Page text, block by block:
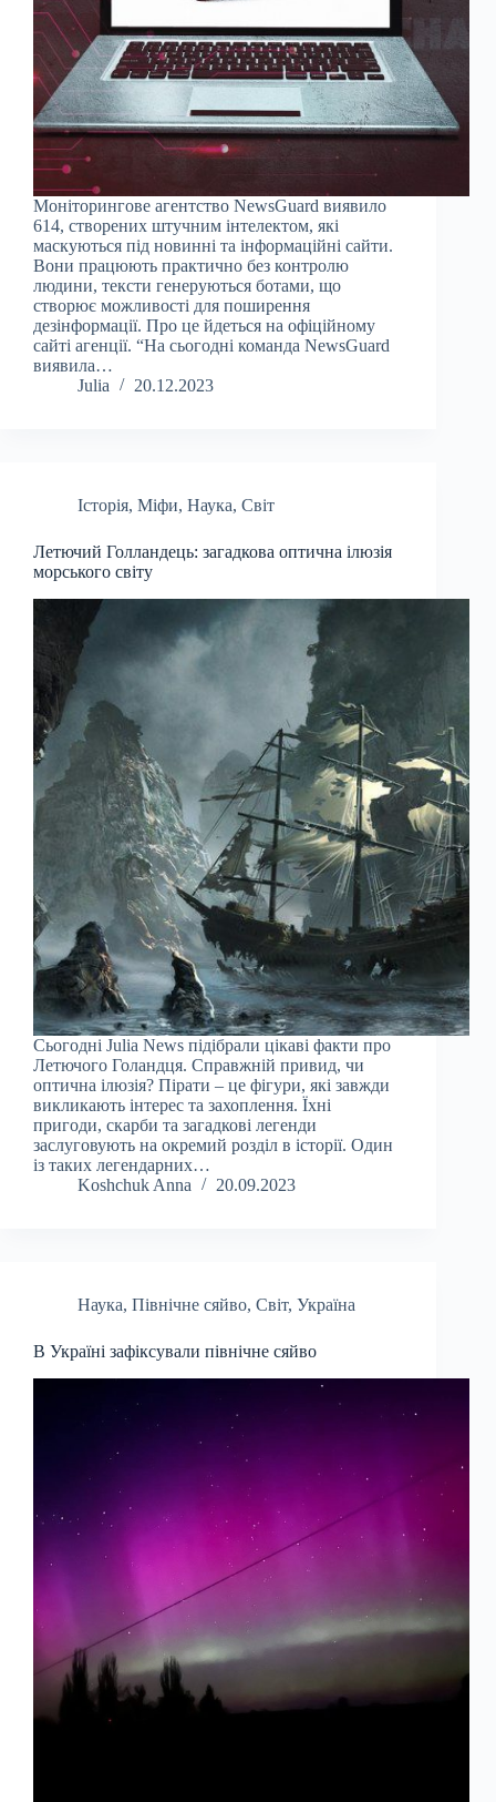
Моніторингове агентство NewsGuard виявило
614, створених штучним інтелектом, які
маскуються під новинні та інформаційні сайти.
Вони працюють практично без контролю
людини, тексти генеруються ботами, що
створює можливості для поширення
дезінформації. Про це йдеться на офіційному
сайті агенції. “На сьогодні команда NewsGuard
виявила…
Julia
20.12.2023
Історія, Міфи, Наука, Світ
Летючий Голландець: загадкова оптична ілюзія
морського світу
Сьогодні Julia News підібрали цікаві факти про
Летючого Голандця. Справжній привид, чи
оптична ілюзія? Пірати – це фігури, які завжди
викликають інтерес та захоплення. Їхні
пригоди, скарби та загадкові легенди
заслуговують на окремий розділ в історії. Один
із таких легендарних…
Koshchuk Anna
20.09.2023
Наука, Північне сяйво, Світ, Україна
В Україні зафіксували північне сяйво